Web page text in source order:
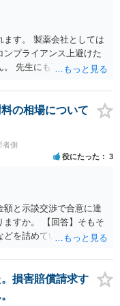
提示額が大きく変わるこ
した上での交渉をお勧
す。 製薬会社としては
プライアンス上避けた
。 先生にも万一迷惑をか
の相場について
者側
役にたった 3
額と示談交渉で合意に達
すか。 【回答】そもそ
どを詰めていないことが
損害賠償請求す